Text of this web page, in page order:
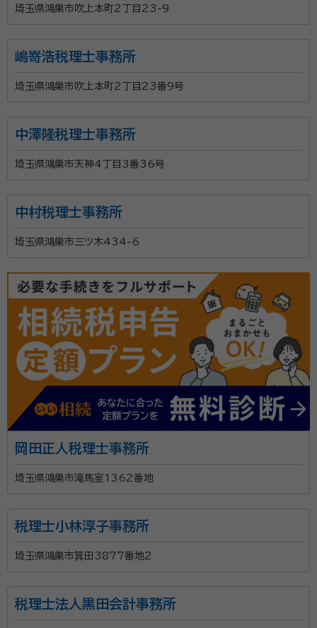
している司法書士もおりますので相続関連資料の収集
お客様によって最適なアドバイスを提供していきたいと
埼玉県鴻巣市吹上本町2丁目23-9
嶋嵜浩税理士事務所
埼玉県鴻巣市吹上本町2丁目23番9号
中澤隆税理士事務所
埼玉県鴻巣市天神4丁目3番36号
中村税理士事務所
埼玉県鴻巣市三ツ木434-6
岡田正人税理士事務所
埼玉県鴻巣市滝馬室1362番地
税理士小林淳子事務所
埼玉県鴻巣市箕田3877番地2
税理士法人黒田会計事務所